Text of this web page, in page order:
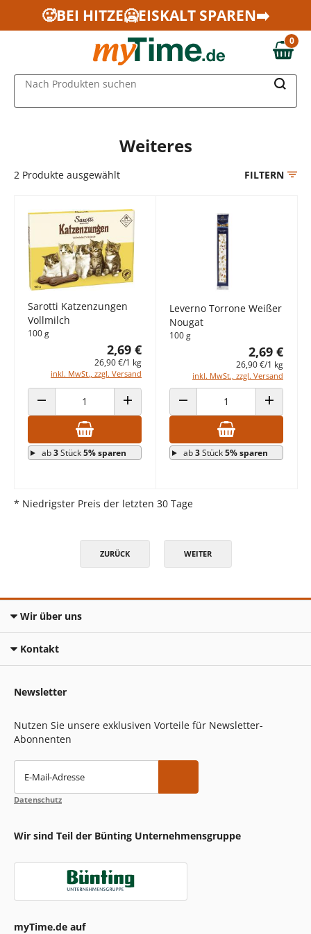
Zum Hauptinhalt springen
Zur Navigation springen
Zur Suche springen
🥵BEI HITZE🥶EISKALT SPAREN➡️
0,00 €
0
Nach Produkten suchen
Weiteres
2 Produkte ausgewählt FILTERN
Sarotti Katzenzungen
Vollmilch
100 g
2,69 €
26,90 €/1 kg
inkl. MwSt., zzgl. Versand
ANZAHL VERRINGERN ANZAHL ERHÖHEN
ab3Stück5% sparen
Leverno Torrone Weißer
Nougat
100 g
2,69 €
26,90 €/1 kg
inkl. MwSt., zzgl. Versand
ANZAHL VERRINGERN ANZAHL
ab3Stück5% sparen
* Niedrigster Preis der letzten 30 Tage
ZURÜCK WEITER
Wir über uns
Kontakt
Newsletter
Nutzen Sie unsere exklusiven Vorteile für Newsletter-
Abonnenten
E-Mail-Adresse
Datenschutz
Wir sind Teil der Bünting Unternehmensgruppe
myTime.de auf